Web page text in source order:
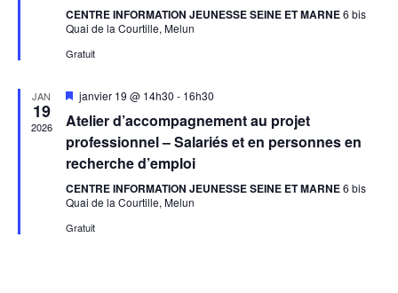
CENTRE INFORMATION JEUNESSE SEINE ET MARNE6 bis
Quai de la Courtille, Melun
Gratuit
JAN
19
2026
Mis
avant
janvier 19 @ 14h30 - 16h30
Atelier d’accompagnement au projet
professionnel – Salariés et en personnes en
recherche d’emploi
CENTRE INFORMATION JEUNESSE SEINE ET MARNE6 bis
Quai de la Courtille, Melun
Gratuit